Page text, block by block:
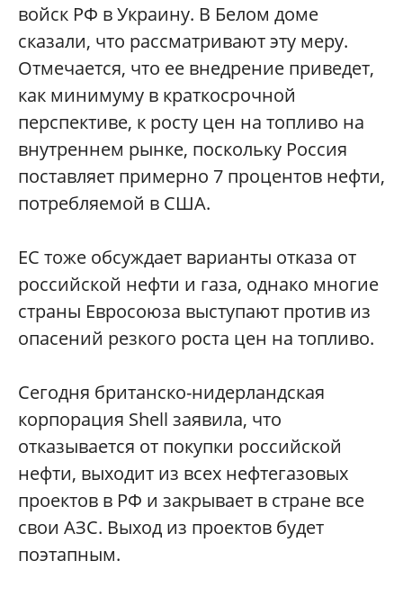
войск РФ в Украину. В Белом доме
сказали, что рассматривают эту меру.
Отмечается, что ее внедрение приведет,
как минимуму в краткосрочной
перспективе, к росту цен на топливо на
внутреннем рынке, поскольку Россия
поставляет примерно 7 процентов нефти,
потребляемой в США.
ЕС тоже обсуждает варианты отказа от
российской нефти и газа, однако многие
страны Евросоюза выступают против из
опасений резкого роста цен на топливо.
Сегодня британско-нидерландская
корпорация Shell заявила, что
отказывается от покупки российской
нефти, выходит из всех нефтегазовых
проектов в РФ и закрывает в стране все
свои АЗС. Выход из проектов будет
поэтапным.